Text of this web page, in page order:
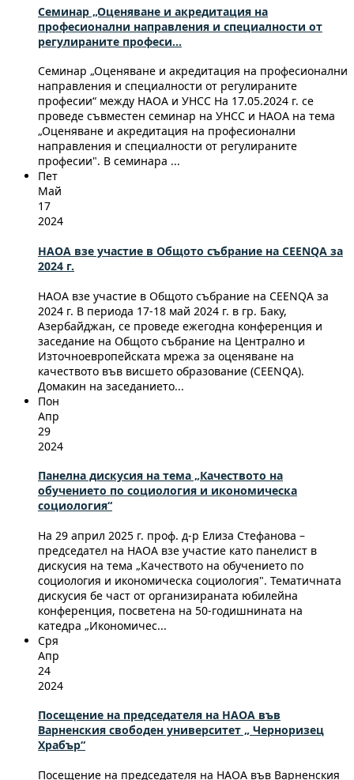
Семинар „Оценяване и акредитация на
професионални направления и специалности от
регулираните професи...
Семинар „Оценяване и акредитация на професионални
направления и специалности от регулираните
професии“ между НАОА и УНСС На 17.05.2024 г. се
проведе съвместен семинар на УНСС и НАОА на тема
„Оценяване и акредитация на професионални
направления и специалности от регулираните
професии". В семинара ...
Пет
Май
17
2024
НАОА взе участие в Общото събрание на CEENQA за
2024 г.
НАОА взе участие в Общото събрание на CEENQA за
2024 г. В периода 17-18 май 2024 г. в гр. Баку,
Азербайджан, се проведе ежегодна конференция и
заседание на Общото събрание на Централно и
Източноевропейската мрежа за оценяване на
качеството във висшето образование (CEENQA).
Домакин на заседанието...
Пон
Апр
29
2024
Панелна дискусия на тема „Качеството на
обучението по социология и икономическа
социология“
На 29 април 2025 г. проф. д-р Елиза Стефанова –
председател на НАОА взе участие като панелист в
дискусия на тема „Качеството на обучението по
социология и икономическа социология". Тематичната
дискусия бе част от организираната юбилейна
конференция, посветена на 50-годишнината на
катедра „Икономичес...
Сря
Апр
24
2024
Посещение на председателя на НАОА във
Варненския свободен университет „ Черноризец
Храбър“
Посещение на председателя на НАОА във Варненския